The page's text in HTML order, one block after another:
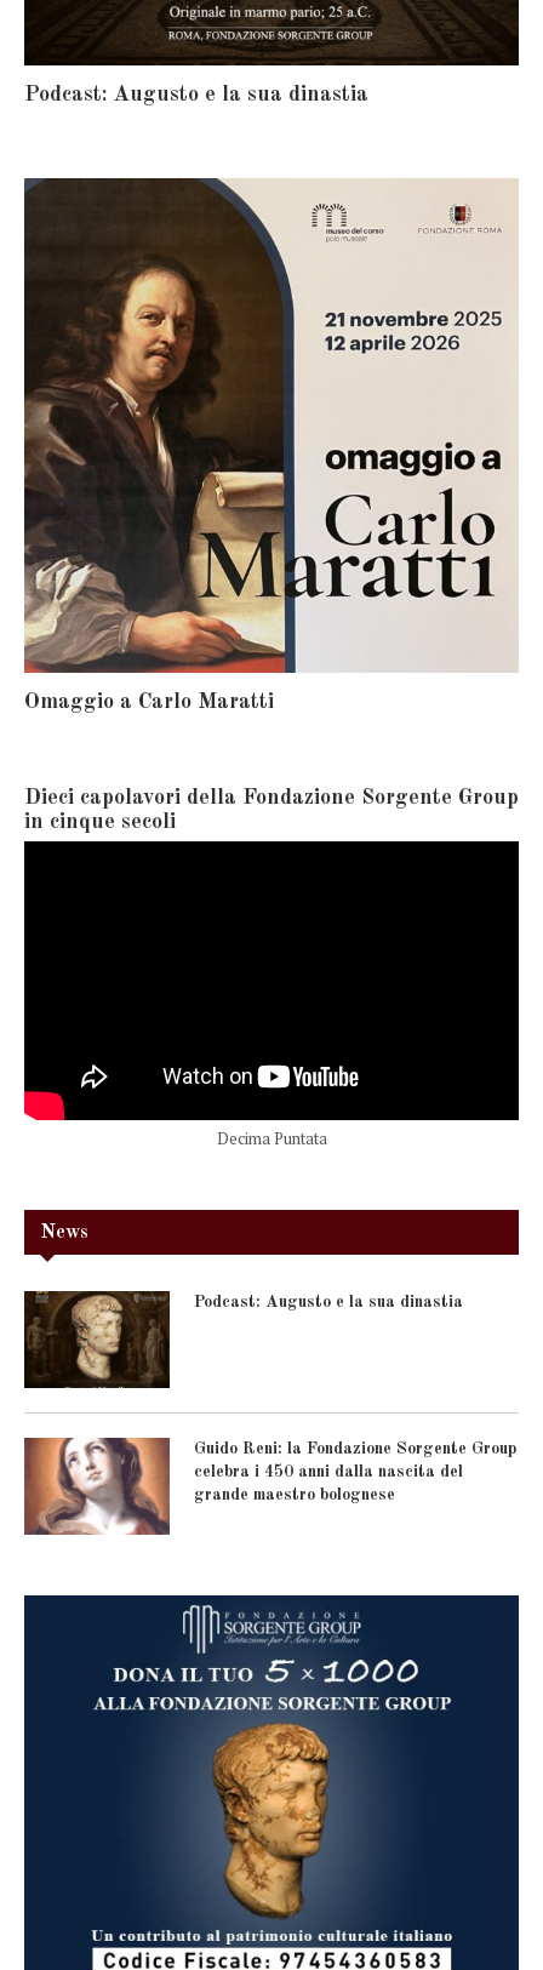
Podcast: Augusto e la sua dinastia
Omaggio a Carlo Maratti
Dieci capolavori della Fondazione Sorgente Group
in cinque secoli
Decima Puntata
News
Podcast: Augusto e la sua dinastia
Guido Reni: la Fondazione Sorgente Group
celebra i 450 anni dalla nascita del
grande maestro bolognese